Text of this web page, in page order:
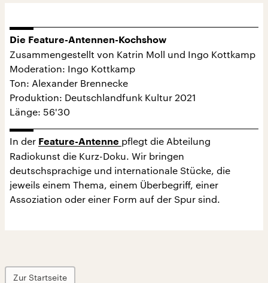
Die Feature-Antennen-Kochshow
Zusammengestellt von Katrin Moll und Ingo Kottkamp
Moderation: Ingo Kottkamp
Ton: Alexander Brennecke
Produktion: Deutschlandfunk Kultur 2021
Länge: 56'30
In der Feature-Antenne pflegt die Abteilung
Radiokunst die Kurz-Doku. Wir bringen
deutschsprachige und internationale Stücke, die
jeweils einem Thema, einem Überbegriff, einer
Assoziation oder einer Form auf der Spur sind.
Zur Startseite